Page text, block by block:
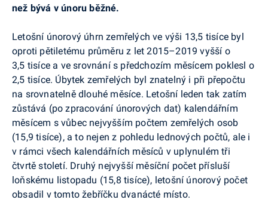
než bývá v únoru běžné.
Letošní únorový úhrn zemřelých ve výši 13,5 tisíce byl
oproti pětiletému průměru z let 2015–2019 vyšší o
3,5 tisíce a ve srovnání s předchozím měsícem poklesl o
2,5 tisíce. Úbytek zemřelých byl znatelný i při přepočtu
na srovnatelně dlouhé měsíce. Letošní leden tak zatím
zůstává (po zpracování únorových dat) kalendářním
měsícem s vůbec nejvyšším počtem zemřelých osob
(15,9 tisíce), a to nejen z pohledu lednových počtů, ale i
v rámci všech kalendářních měsíců v uplynulém tři
čtvrtě století. Druhý nejvyšší měsíční počet přísluší
loňskému listopadu (15,8 tisíce), letošní únorový počet
obsadil v tomto žebříčku dvanácté místo.